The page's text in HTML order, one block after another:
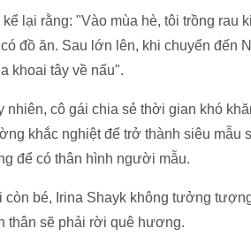
kể lại rằng: "Vào mùa hè, tôi trồng rau
đồ ăn. Sau lớn lên, khi chuyển đến
khoai tây về nấu".
nhiên, cô gái chia sẻ thời gian khó
khắc nghiệt để trở thành siêu mẫu
để có thân hình người mẫu.
còn bé, Irina Shayk không tưởng
thân sẽ phải rời quê hương.